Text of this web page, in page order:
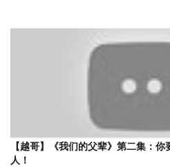
【越哥】《我们的父辈》第二集：
人！